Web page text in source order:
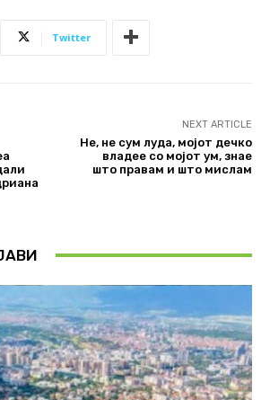
Twitter
NEXT ARTICLE
Не, не сум луда, мојот дечко
владее со мојот ум, знае
што правам и што мислам